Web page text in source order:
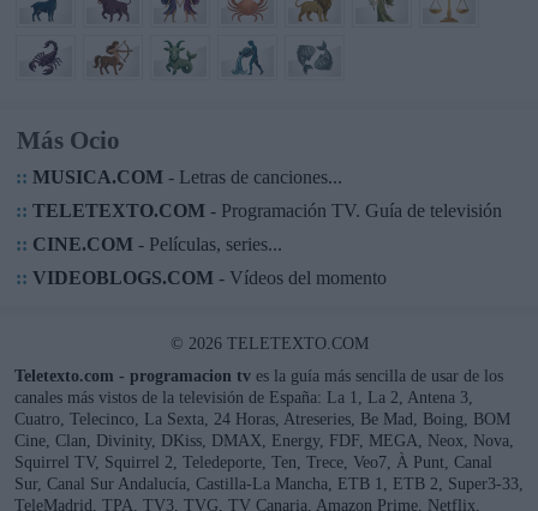
Más Ocio
:: MUSICA.COM- Letras de canciones...
:: TELETEXTO.COM- Programación TV. Guía de televisión
:: CINE.COM- Películas, series...
:: VIDEOBLOGS.COM- Vídeos del momento
© 2026 TELETEXTO.COM
Teletexto.com - programacion tv es la guía más sencilla de usar de los
canales más vistos de la televisión de España: La 1, La 2, Antena 3,
Cuatro, Telecinco, La Sexta, 24 Horas, Atreseries, Be Mad, Boing, BOM
Cine, Clan, Divinity, DKiss, DMAX, Energy, FDF, MEGA, Neox, Nova,
Squirrel TV, Squirrel 2, Teledeporte, Ten, Trece, Veo7, À Punt, Canal
Sur, Canal Sur Andalucía, Castilla-La Mancha, ETB 1, ETB 2, Super3-33,
TeleMadrid, TPA, TV3, TVG, TV Canaria, Amazon Prime, Netflix,